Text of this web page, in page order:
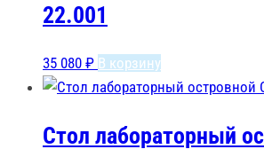
22.001
35 080 ₽ В корзину
Стол лабораторный